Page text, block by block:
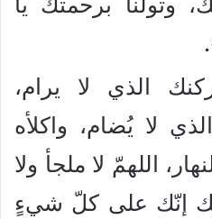
الذي لا يرام،
لا يُضام، واكلأه
اللهمّ لا ملجأ ولا
إنّك على كلّ شيءٍ